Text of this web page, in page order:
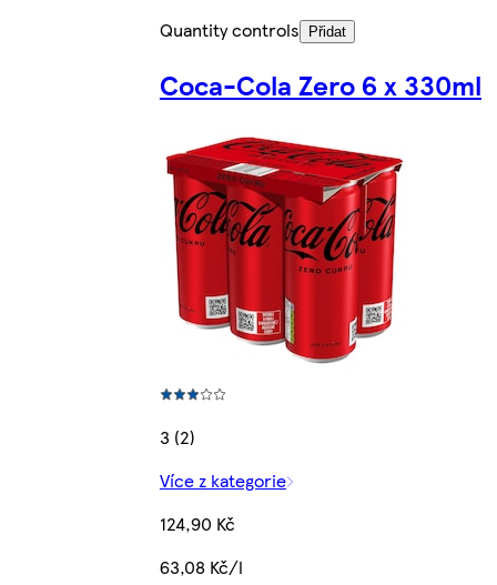
Quantity controls
Přidat
Coca-Cola Zero 6 x 330ml
3 (2)
Více z kategorie
124,90 Kč
63,08 Kč/l